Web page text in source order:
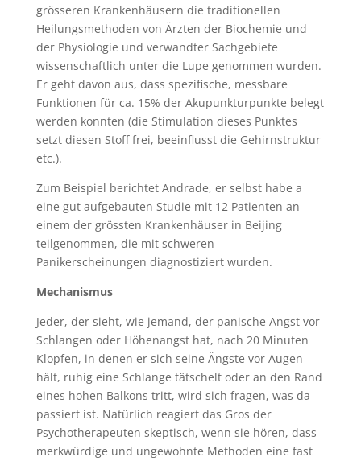
grösseren Krankenhäusern die traditionellen
Heilungsmethoden von Ärzten der Biochemie und
der Physiologie und verwandter Sachgebiete
wissenschaftlich unter die Lupe genommen wurden.
Er geht davon aus, dass spezifische, messbare
Funktionen für ca. 15% der Akupunkturpunkte belegt
werden konnten (die Stimulation dieses Punktes
setzt diesen Stoff frei, beeinflusst die Gehirnstruktur
etc.).
Zum Beispiel berichtet Andrade, er selbst habe a
eine gut aufgebauten Studie mit 12 Patienten an
einem der grössten Krankenhäuser in Beijing
teilgenommen, die mit schweren
Panikerscheinungen diagnostiziert wurden.
Mechanismus
Jeder, der sieht, wie jemand, der panische Angst vor
Schlangen oder Höhenangst hat, nach 20 Minuten
Klopfen, in denen er sich seine Ängste vor Augen
hält, ruhig eine Schlange tätschelt oder an den Rand
eines hohen Balkons tritt, wird sich fragen, was da
passiert ist. Natürlich reagiert das Gros der
Psychotherapeuten skeptisch, wenn sie hören, dass
merkwürdige und ungewohnte Methoden eine fast